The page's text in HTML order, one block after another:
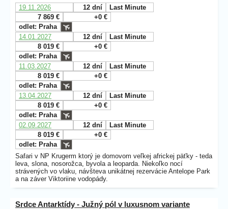
19.11.2026
12 dní
Last Minute
7 869 €
+0 €
odlet: Praha
14.01.2027
12 dní
Last Minute
8 019 €
+0 €
odlet: Praha
11.03.2027
12 dní
Last Minute
8 019 €
+0 €
odlet: Praha
13.04.2027
12 dní
Last Minute
8 019 €
+0 €
odlet: Praha
02.09.2027
12 dní
Last Minute
8 019 €
+0 €
odlet: Praha
Safari v NP Krugerm ktorý je domovom veľkej africkej päťky - teda
leva, slona, nosorožca, byvola a leoparda. Niekoľko nocí
strávených vo vlaku, návšteva unikátnej rezervácie Antelope Park
a na záver Viktoriine vodopády.
Srdce Antarktídy - Južný pól v luxusnom variante